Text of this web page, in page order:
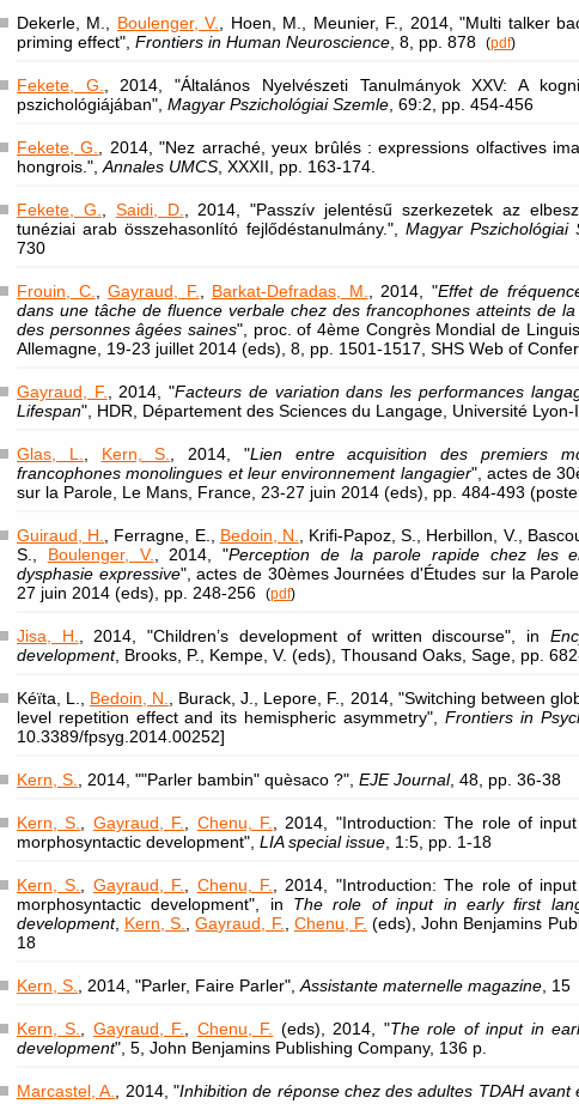
Dekerle, M., Boulenger, V.
, Hoen, M., Meunier, F., 2014, "Multi talker
priming effect", Frontiers in Human Neuroscience , 8, pp. 878 (pdf)
Fekete, G.
, 2014, "Általános Nyelvészeti Tanulmányok XXV: A
pszichológiájában", Magyar Pszichológiai Szemle , 69:2, pp. 454-456
Fekete, G.
, 2014, "Nez arraché, yeux brûlés : expressions olfactives
hongrois.", Annales UMCS , XXXII, pp. 163-174.
Fekete, G. Saidi, D.
, 2014, "Passzív jelentésű szerkezetek az
tunéziai arab összehasonlító fejlődéstanulmány.", Magyar Pszichológiai
730
Frouin, C. Gayraud, F. Barkat-Defradas, M. , 2014, "Effet de
dans une tâche de fluence verbale chez des francophones atteints de
des personnes âgées saines", proc. of 4ème Congrès Mondial de
Allemagne, 19-23 juillet 2014 (eds), 8, pp. 1501-1517, SHS Web of
Gayraud, F. , 2014, "Facteurs de variation dans les performances
Lifespan", HDR, Département des Sciences du Langage, Université Lyon-
Glas, L. Kern, S. , 2014, "Lien entre acquisition des premiers
francophones monolingues et leur environnement langagier", actes de
sur la Parole, Le Mans, France, 23-27 juin 2014 (eds), pp. 484-493
Guiraud, H. , Ferragne, E., Bedoin, N.
, Krifi-Papoz, S., Herbillon, V.,
S., Boulenger, V. , 2014, "Perception de la parole rapide chez les
dysphasie expressive", actes de 30èmes Journées d'Études sur la
27 juin 2014 (eds), pp. 248-256
(pdf)
Jisa, H. , 2014, "Children’s development of written discourse", in
development, Brooks, P., Kempe, V. (eds), Thousand Oaks, Sage, pp.
Kéïta, L., Bedoin, N.
, Burack, J., Lepore, F., 2014, "Switching between
level repetition effect and its hemispheric asymmetry", Frontiers in
10.3389/fpsyg.2014.00252]
Kern, S. , 2014, ""Parler bambin" quèsaco ?", EJE Journal, 48, pp. 36-38
Kern, S. Gayraud, F. Chenu, F.
, 2014, "Introduction: The role of
morphosyntactic development", LIA special issue , 1:5, pp. 1-18
Kern, S. Gayraud, F. Chenu, F.
, 2014, "Introduction: The role of
morphosyntactic development", in The role of input in early first
development, Kern, S. ,Gayraud, F. Chenu, F. (eds), John Benjamins
18
Kern, S. , 2014, "Parler, Faire Parler", Assistante maternelle magazine , 15
Kern, S. Gayraud, F. Chenu, F. (eds), 2014, "The role of input in
development", 5, John Benjamins Publishing Company, 136 p.
Marcastel, A. , 2014, "Inhibition de réponse chez des adultes TDAH